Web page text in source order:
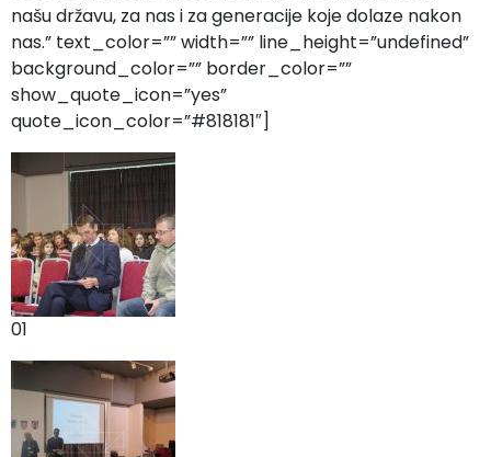
našu državu, za nas i za generacije koje dolaze nakon
nas.” text_color=”” width=”” line_height=”undefined”
background_color=”” border_color=””
show_quote_icon=”yes”
quote_icon_color=”#818181″]
01